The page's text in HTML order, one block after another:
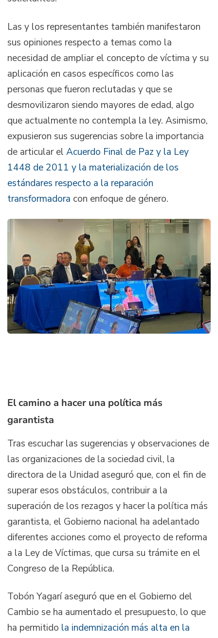
Las y los representantes también manifestaron
sus opiniones respecto a temas como la
necesidad de ampliar el concepto de víctima y su
aplicación en casos específicos como las
personas que fueron reclutadas y que se
desmovilizaron siendo mayores de edad, algo
que actualmente no contempla la ley. Asimismo,
expusieron sus sugerencias sobre la importancia
de articular el Acuerdo Final de Paz y la Ley
1448 de 2011 y la materialización de los
estándares respecto a la reparación
transformadora con enfoque de género.
El camino a hacer una política más
garantista
Tras escuchar las sugerencias y observaciones de
las organizaciones de la sociedad civil, la
directora de la Unidad aseguró que, con el fin de
superar esos obstáculos, contribuir a la
superación de los rezagos y hacer la política más
garantista, el Gobierno nacional ha adelantado
diferentes acciones como el proyecto de reforma
a la Ley de Víctimas, que cursa su trámite en el
Congreso de la República.
Tobón Yagarí aseguró que en el Gobierno del
Cambio se ha aumentado el presupuesto, lo que
ha permitido la indemnización más alta en la